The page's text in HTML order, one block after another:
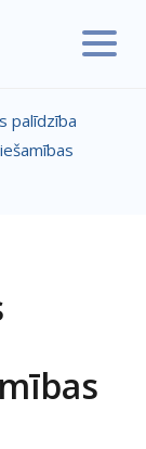
palīdzība